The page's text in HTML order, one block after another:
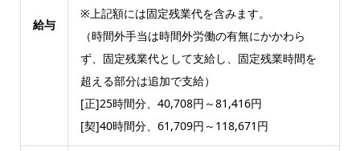
給与
※上記額には固定残業代を含みます。
（時間外手当は時間外労働の有無にかかわら
ず、固定残業代として支給し、固定残業時間を
超える部分は追加で支給）
[正]25時間分、40,708円～81,416円
[契]40時間分、61,709円～118,671円